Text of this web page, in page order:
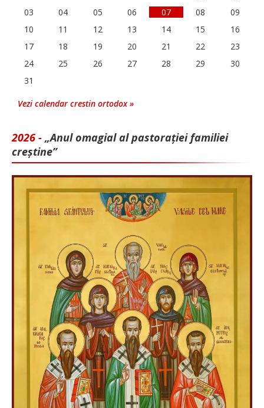
03
04 05 06 07 08
09
10
11 12 13 14 15
16
17
18 19 20 21 22
23
24
25 26 27 28 29
30
31
Vezi calendar crestin ortodox »
2026 - „Anul omagial al pastorației familiei
creștine”